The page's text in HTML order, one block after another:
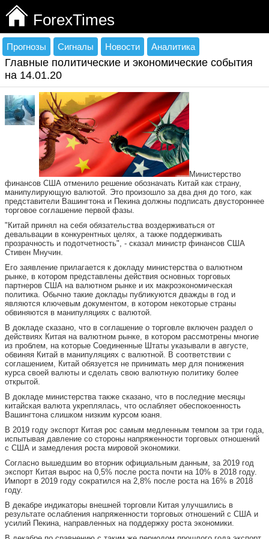
ForexTimes
Прогнозы Сигналы Новости Аналитика
Главные политические и экономические события
на 14.01.20
Министерство
финансов США отменило решение обозначать Китай как страну,
манипулирующую валютой. Это произошло за два дня до того, как
представители Вашингтона и Пекина должны подписать двустороннее
торговое соглашение первой фазы.
"Китай принял на себя обязательства воздерживаться от
девальвации в конкурентных целях, а также поддерживать
прозрачность и подотчетность", - сказал министр финансов США
Стивен Мнучин.
Его заявление прилагается к докладу министерства о валютном
рынке, в котором представлены действия основных торговых
партнеров США на валютном рынке и их макроэкономическая
политика. Обычно такие доклады публикуются дважды в год и
являются ключевым документом, в котором некоторые страны
обвиняются в манипуляциях с валютой.
В докладе сказано, что в соглашение о торговле включен раздел о
действиях Китая на валютном рынке, в котором рассмотрены многие
из проблем, на которые Соединенные Штаты указывали в августе,
обвиняя Китай в манипуляциях с валютной. В соответствии с
соглашением, Китай обязуется не принимать мер для понижения
курса своей валюты и сделать свою валютную политику более
открытой.
В докладе министерства также сказано, что в последние месяцы
китайская валюта укреплялась, что ослабляет обеспокоенность
Вашингтона слишком низким курсом юаня.
В 2019 году экспорт Китая рос самым медленным темпом за три года,
испытывая давление со стороны напряженности торговых отношений
с США и замедления роста мировой экономики.
Согласно вышедшим во вторник официальным данным, за 2019 год
экспорт Китая вырос на 0,5% после роста почти на 10% в 2018 году.
Импорт в 2019 году сократился на 2,8% после роста на 16% в 2018
году.
В декабре индикаторы внешней торговли Китая улучшились в
результате ослабления напряженности торговых отношений с США и
усилий Пекина, направленных на поддержку роста экономики.